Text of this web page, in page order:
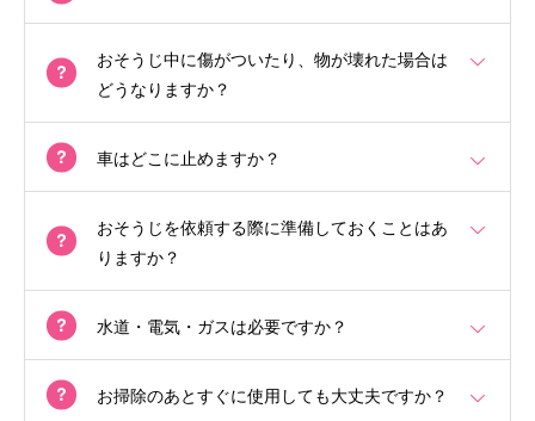
おそうじ中に傷がついたり、物が壊れた場合は
どうなりますか？
車はどこに止めますか？
おそうじを依頼する際に準備しておくことはあ
りますか？
水道・電気・ガスは必要ですか？
お掃除のあとすぐに使用しても大丈夫ですか？